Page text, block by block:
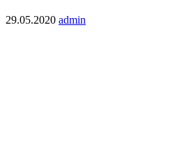
29.05.2020 admin